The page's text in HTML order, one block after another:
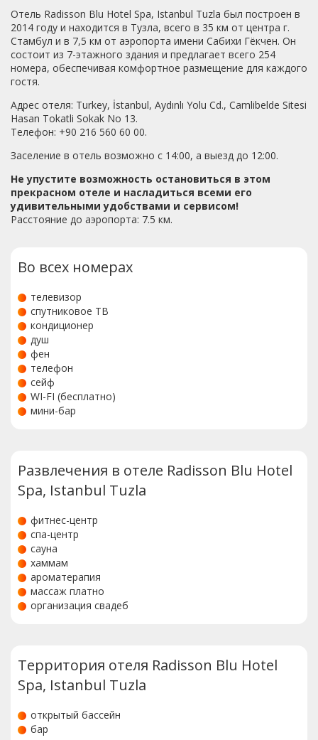
отеля или банка. Итого -отель отличный, рекомендую
100%, если есть желание и возможность потратить
больше за хорошие условия. 5 звезд в этом отеле точно
есть. Но районе того же аэропорта есть и более
дешевые отели очень неплохого качества.
Отель Radisson Blu Hotel Spa, Istanbul Tuzla был построен в
2014 году и находится в Тузла, всего в 35 км от центра г.
Стамбул и в 7,5 км от аэропорта имени Сабихи Гёкчен. Он
состоит из 7-этажного здания и предлагает всего 254
номера, обеспечивая комфортное размещение для каждого
гостя.
Адрес отеля: Turkey, İstanbul, Aydınlı Yolu Cd., Camlibelde Sitesi
Hasan Tokatli Sokak No 13.
Телефон: +90 216 560 60 00.
Заселение в отель возможно с 14:00, а выезд до 12:00.
Не упустите возможность остановиться в этом
прекрасном отеле и насладиться всеми его
удивительными удобствами и сервисом!
Расстояние до аэропорта: 7.5 км.
Во всех номерах
телевизор
спутниковое ТВ
кондиционер
душ
фен
телефон
сейф
WI-FI (бесплатно)
мини-бар
Развлечения в отеле Radisson Blu Hotel
Spa, Istanbul Tuzla
фитнес-центр
спа-центр
сауна
хаммам
ароматерапия
массаж платно
организация свадеб
Территория отеля Radisson Blu Hotel
Spa, Istanbul Tuzla
открытый бассейн
бар